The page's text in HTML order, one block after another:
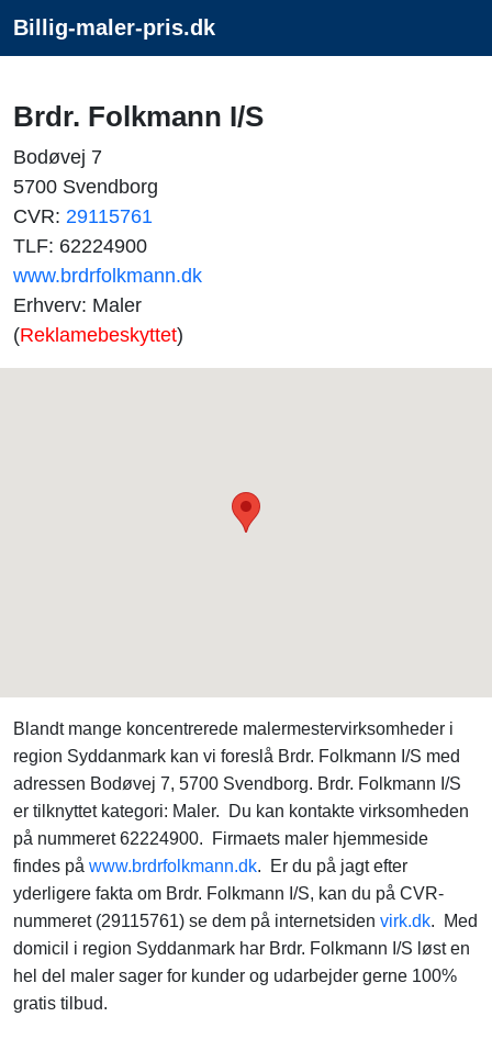
Billig-maler-pris.dk
Brdr. Folkmann I/S
Bodøvej 7
5700 Svendborg
CVR: 29115761
TLF: 62224900
www.brdrfolkmann.dk
Erhverv: Maler
(Reklamebeskyttet)
Blandt mange koncentrerede malermestervirksomheder i
region Syddanmark kan vi foreslå Brdr. Folkmann I/S med
adressen Bodøvej 7, 5700 Svendborg. Brdr. Folkmann I/S
er tilknyttet kategori: Maler. Du kan kontakte virksomheden
på nummeret 62224900. Firmaets maler hjemmeside
findes på www.brdrfolkmann.dk. Er du på jagt efter
yderligere fakta om Brdr. Folkmann I/S, kan du på CVR-
nummeret (29115761) se dem på internetsiden virk.dk. Med
domicil i region Syddanmark har Brdr. Folkmann I/S løst en
hel del maler sager for kunder og udarbejder gerne 100%
gratis tilbud.